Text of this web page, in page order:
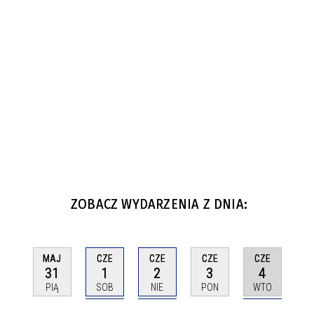
ZOBACZ WYDARZENIA Z DNIA:
MAJ
31
PIĄ
CZE
1
SOB
CZE
2
NIE
CZE
3
PON
CZE
4
WTO